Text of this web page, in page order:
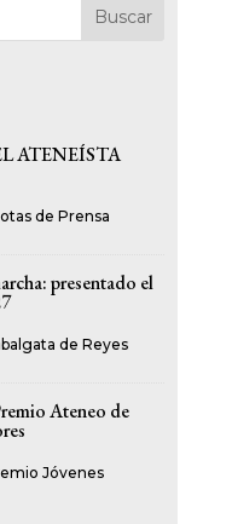
Buscar
ATENEÍSTA
de Prensa
presentado el
de Reyes
Ateneo de
Jóvenes